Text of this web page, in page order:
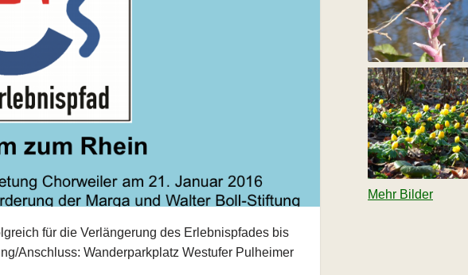
für die Verlängerung des Erlebnispfades bis
Anschluss: Wanderparkplatz Westufer Pulheimer
Mehr Bilder